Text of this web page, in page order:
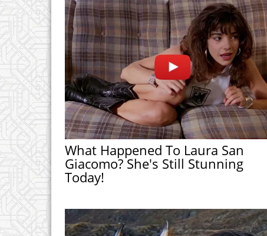
What Happened To Laura San
Giacomo? She's Still Stunning
Today!